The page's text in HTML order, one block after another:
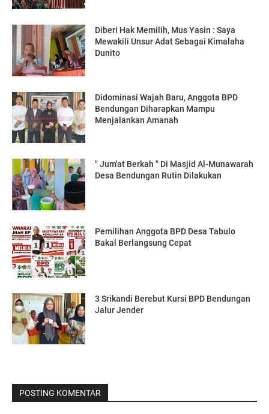
Diberi Hak Memilih, Mus Yasin : Saya
Mewakili Unsur Adat Sebagai Kimalaha
Dunito
Didominasi Wajah Baru, Anggota BPD
Bendungan Diharapkan Mampu
Menjalankan Amanah
" Jum'at Berkah " Di Masjid Al-Munawarah
Desa Bendungan Rutin Dilakukan
Pemilihan Anggota BPD Desa Tabulo
Bakal Berlangsung Cepat
3 Srikandi Berebut Kursi BPD Bendungan
Jalur Jender
POSTING KOMENTAR